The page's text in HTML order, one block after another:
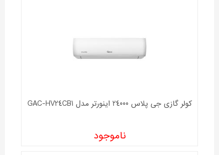
کولر گازی جی پلاس 24000 اینورتر مدل GAC-HV24CB1
ناموجود